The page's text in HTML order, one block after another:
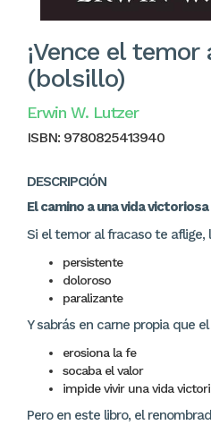
¡Vence el
(bolsillo)
Erwin W. Lutzer
ISBN: 9780825413940
DESCRIPCIÓN
El camino a una vida victoriosa
Si el temor al fracaso te aflige,
persistente
doloroso
paralizante
Y sabrás en carne propia que
erosiona la fe
socaba el valor
impide vivir una vida
Pero en este libro, el